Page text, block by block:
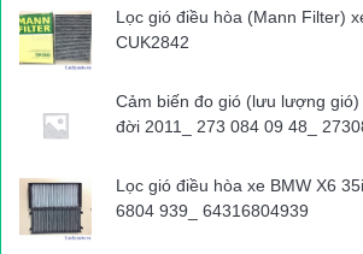
tai nạn giao thông
Lọc gió điều hòa (Mann Filter)
CUK2842
Cảm biến đo gió (lưu lượng
đời 2011_ 273 084 09 48_
Lọc gió điều hòa xe BMW X6
6804 939_ 64316804939